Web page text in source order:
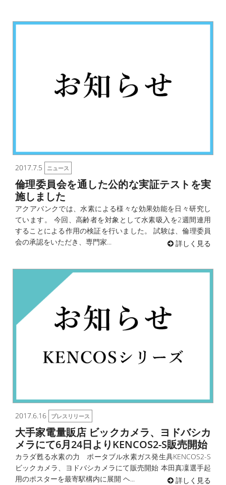
2017.7.5 ニュース
倫理委員会を通した公的な実証テストを実
施しました
アクアバンクでは、水素による様々な効果効能を日々研究し
ています。 今回、高齢者を対象として水素吸入を2週間連用
することによる作用の検証を行いました。 試験は、倫理委員
会の承認をいただき、専門家...
詳しく見る
2017.6.16 プレスリリース
大手家電量販店 ビックカメラ、ヨドバシカ
メラにて6月24日よりKENCOS2-S販売開始
カラダ甦る水素の力 ポータブル水素ガス発生具KENCOS2-S
ビックカメラ、ヨドバシカメラにて販売開始 本田真凜選手起
用のポスターを最寄駅構内に展開 ヘ...
詳しく見る